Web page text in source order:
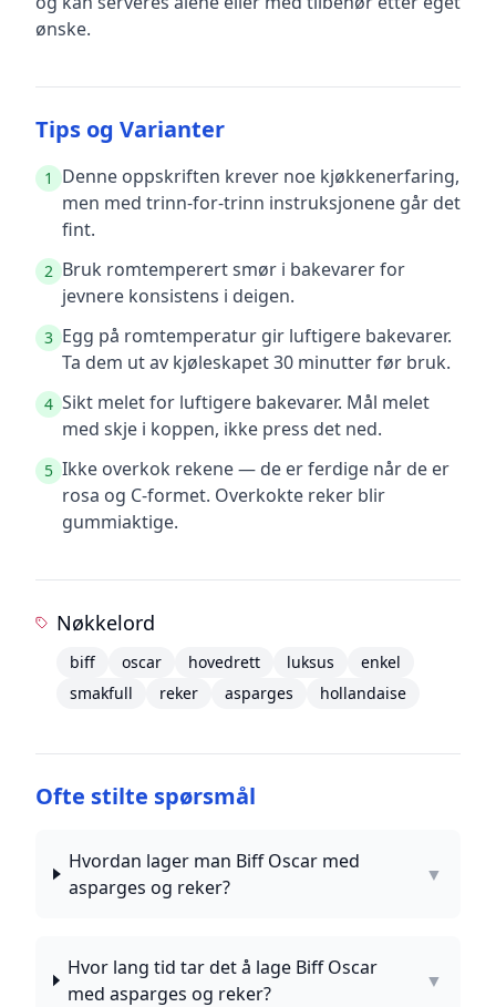
ønske.
Tips og Varianter
1
Denne oppskriften krever noe kjøkkenerfaring,
men med trinn-for-trinn instruksjonene går det
fint.
2 Bruk romtemperert smør i bakevarer for
jevnere konsistens i deigen.
3 Egg på romtemperatur gir luftigere bakevarer.
Ta dem ut av kjøleskapet 30 minutter før bruk.
4 Sikt melet for luftigere bakevarer. Mål melet
med skje i koppen, ikke press det ned.
5 Ikke overkok rekene — de er ferdige når de er
rosa og C-formet. Overkokte reker blir
gummiaktige.
Nøkkelord
biff oscar hovedrett luksus
enkel
smakfull
reker asparges hollandaise
Ofte stilte spørsmål
Hvordan lager man Biff Oscar med
asparges og reker?
▼
Hvor lang tid tar det å lage Biff Oscar
med asparges og reker?
▼